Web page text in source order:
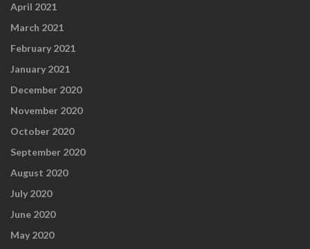
April 2021
March 2021
February 2021
January 2021
December 2020
November 2020
October 2020
September 2020
August 2020
July 2020
June 2020
May 2020